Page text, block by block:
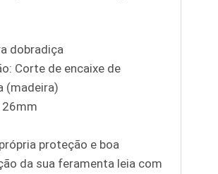
dobradiça
Corte de encaixe de
(madeira)
26mm
proteção e boa
da sua feramenta leia com